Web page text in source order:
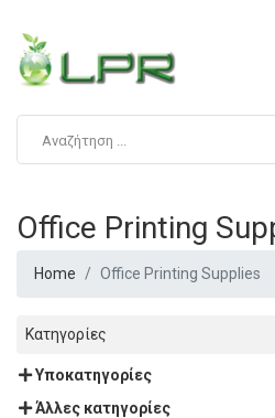
Office Printing
Home Office Printing Supplies
Κατηγορίες
Υποκατηγορίες
Άλλες κατηγορίες